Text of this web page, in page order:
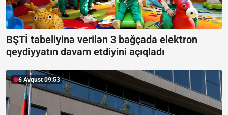
BŞTİ tabeliyinə verilən 3 bağçada elektron
qeydiyyatın davam etdiyini açıqladı
6 Avqust 09:53